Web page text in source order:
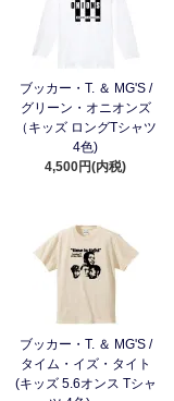
ブッカー・T. ＆ MG'S /
グリーン・オニオンズ
（キッズ ロングTシャツ
4色)
4,500円(内税)
ブッカー・T. ＆ MG'S /
タイム・イズ・タイト
(キッズ 5.6オンス Tシャ